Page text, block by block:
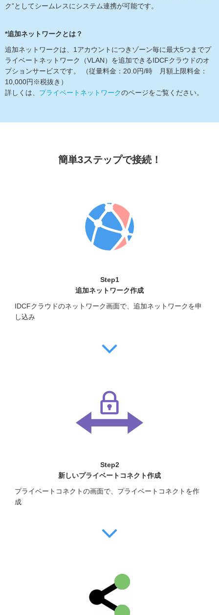
ク”としてシームレスにシステム連携が可能です。
*追加ネットワークとは？
追加ネットワークは、1アカウントにつきゾーン毎に最大5つまでプ
ライベートネットワーク（VLAN）を追加できるIDCFクラウドのオ
プションサービスです。 （従量料金：20.0円/時 月額上限料金：
10,000円※税抜き）
詳しくは、 プライベートネットワークのページをご覧ください。
簡単3ステップで接続！
Step1
追加ネットワーク作成
IDCFクラウドのネットワーク画面で、追加ネットワークを申
し込み
Step2
新しいプライベートコネクト作成
プライベートコネクトの画面で、プライベートコネクトを作
成